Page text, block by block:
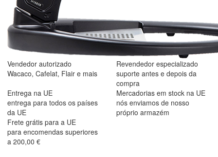
Vendedor autorizado
Wacaco, Cafelat, Flair e mais
Revendedor especializado
suporte antes e depois da
compra
Entrega na UE
entrega para todos os países
da UE
Mercadorias em stock na UE
nós enviamos de nosso
próprio armazém
Frete grátis para a UE
para encomendas superiores
a 200,00 €